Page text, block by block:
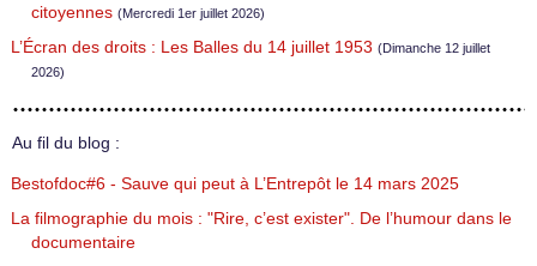
citoyennes (Mercredi 1er juillet 2026)
L’Écran des droits : Les Balles du 14 juillet 1953 (Dimanche 12 juillet
2026)
Au fil du blog :
Bestofdoc#6 - Sauve qui peut à L’Entrepôt le 14 mars 2025
La filmographie du mois : "Rire, c’est exister". De l’humour dans le
documentaire